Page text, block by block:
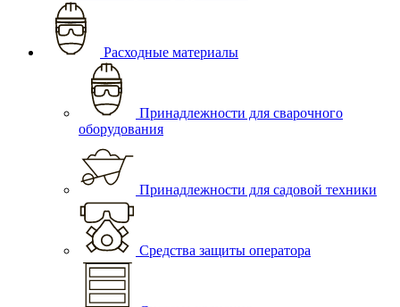
Расходные материалы
Принадлежности для сварочного
оборудования
Принадлежности для садовой техники
Средства защиты оператора